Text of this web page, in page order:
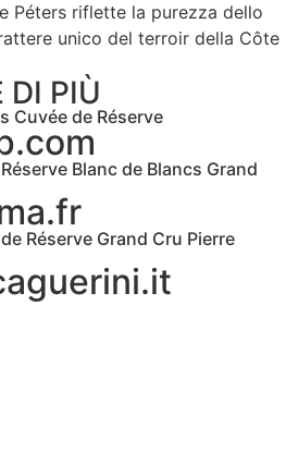
Péters riflette la purezza dello
unico del terroir della Côte
DI PIÙ
Cuvée de Réserve
Blanc de Blancs Grand
Réserve Grand Cru Pierre